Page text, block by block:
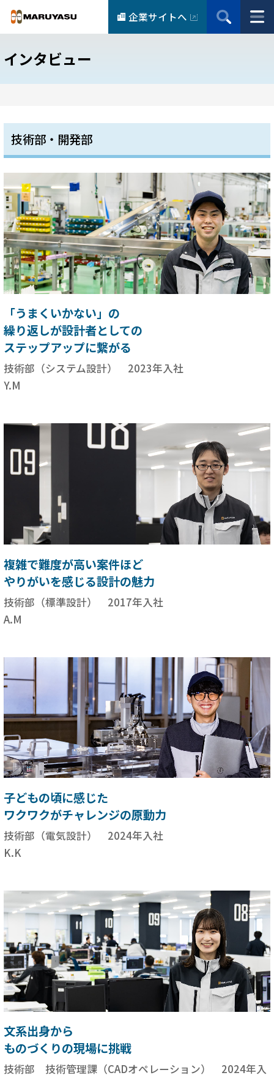
企業サイトへ
インタビュー
技術部・開発部
「うまくいかない」の
繰り返しが設計者としての
ステップアップに繋がる
技術部（システム設計） 2023年入社
Y.M
複雑で難度が高い案件ほど
やりがいを感じる設計の魅力
技術部（標準設計） 2017年入社
A.M
子どもの頃に感じた
ワクワクがチャレンジの原動力
技術部（電気設計） 2024年入社
K.K
文系出身から
ものづくりの現場に挑戦
技術部 技術管理課（CADオペレーション） 2024年入